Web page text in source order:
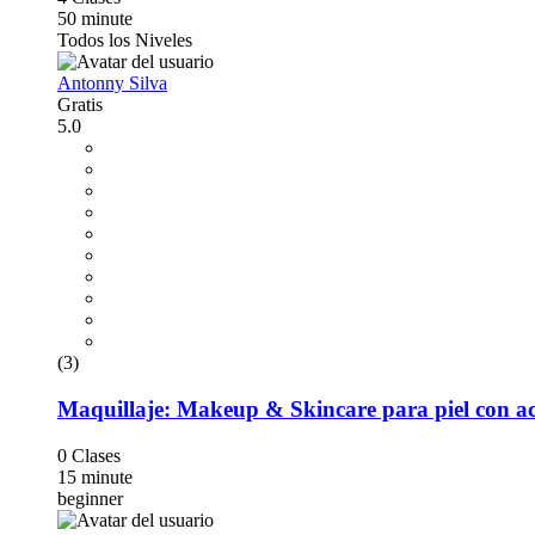
50 minute
Todos los Niveles
Antonny Silva
Gratis
5.0
(3)
Maquillaje: Makeup & Skincare para piel con
0 Clases
15 minute
beginner